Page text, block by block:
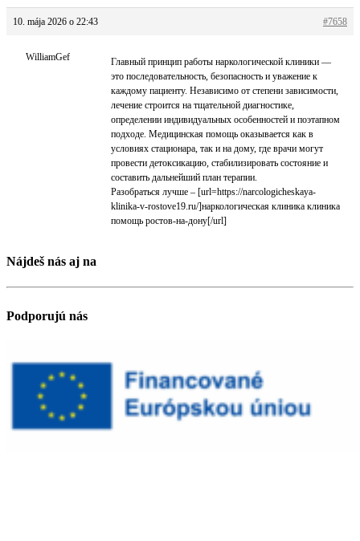
10. mája 2026 o 22:43 #7658
WilliamGef
Главный принцип работы наркологической клиники —
это последовательность, безопасность и уважение к
каждому пациенту. Независимо от степени зависимости,
лечение строится на тщательной диагностике,
определении индивидуальных особенностей и поэтапном
подходе. Медицинская помощь оказывается как в
условиях стационара, так и на дому, где врачи могут
провести детоксикацию, стабилизировать состояние и
составить дальнейший план терапии.
Разобраться лучше – [url=https://narcologicheskaya-
klinika-v-rostove19.ru/]наркологическая клиника клиника
помощь ростов-на-дону[/url]
Nájdeš nás aj na
Podporujú nás